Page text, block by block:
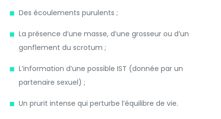
Des écoulements purulents ;
La présence d’une masse, d’une grosseur ou d’un
gonflement du scrotum ;
L’information d’une possible IST (donnée par un
partenaire sexuel) ;
Un prurit intense qui perturbe l’équilibre de vie.